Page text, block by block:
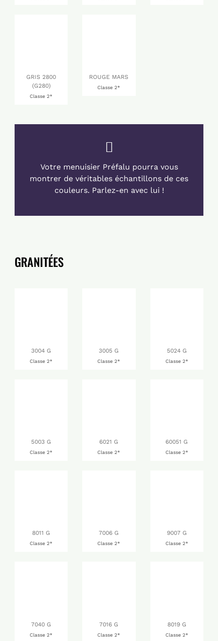
GRIS 2800
(G280)
Classe 2*
ROUGE MARS
Classe 2*
Votre menuisier Préfalu pourra vous
montrer de véritables échantillons de ces
couleurs. Parlez-en avec lui !
GRANITÉES
3004 G
Classe 2*
3005 G
Classe 2*
5024 G
Classe 2*
5003 G
Classe 2*
6021 G
Classe 2*
60051 G
Classe 2*
8011 G
Classe 2*
7006 G
Classe 2*
9007 G
Classe 2*
7040 G
Classe 2*
7016 G
Classe 2*
8019 G
Classe 2*